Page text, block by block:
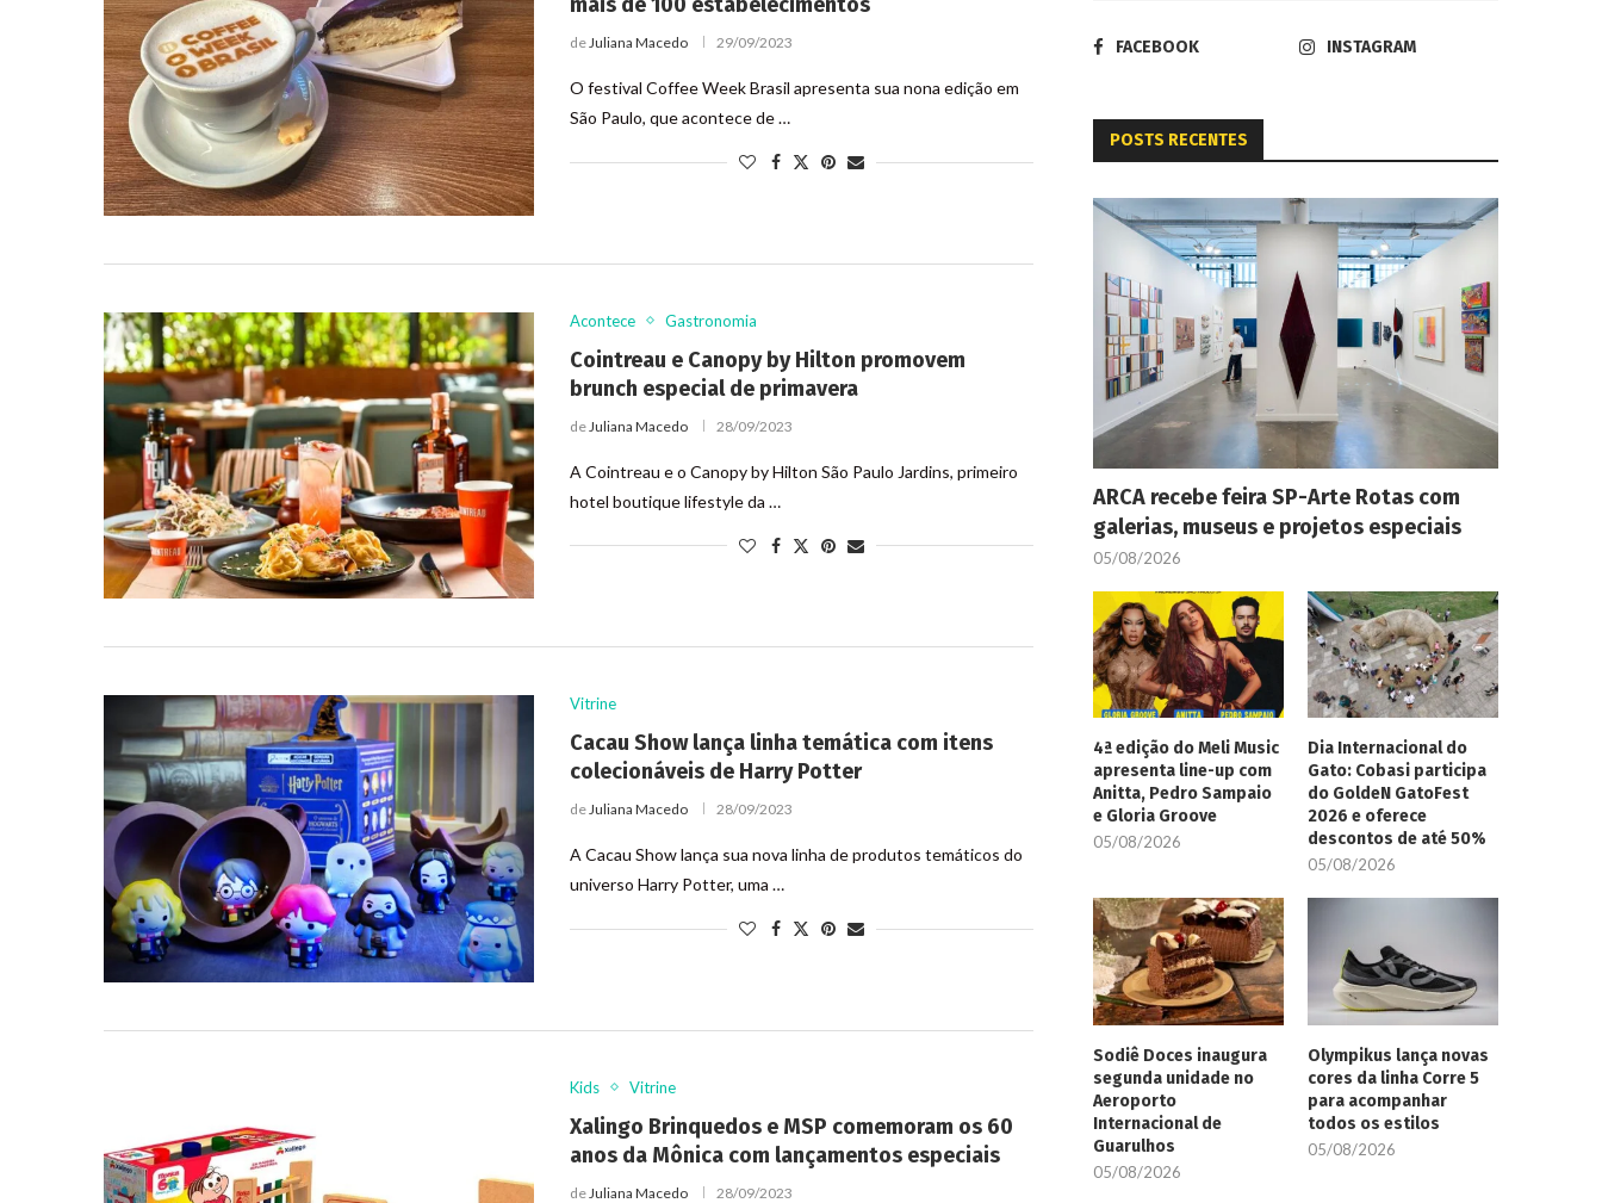
deJuliana Macedo 29/09/2023
O festival Coffee Week Brasil apresenta sua nona edição em
São Paulo, que acontece de …
Acontece Gastronomia
Cointreau e Canopy by Hilton promovem
brunch especial de primavera
de Juliana Macedo 28/09/2023
A Cointreau e o Canopy by Hilton São Paulo Jardins, primeiro
hotel boutique lifestyle da …
Vitrine
Cacau Show lança linha temática com itens
colecionáveis de Harry Potter
deJuliana Macedo 28/09/2023
A Cacau Show lança sua nova linha de produtos temáticos do
universo Harry Potter, uma …
Kids Vitrine
Xalingo Brinquedos e MSP comemoram os 60
anos da Mônica com lançamentos especiais
de Juliana Macedo 28/09/2023
FACEBOOK INSTAGRAM
POSTS RECENTES
ARCA recebe feira SP-Arte Rotas com
galerias, museus e projetos especiais
05/08/2026
4ª edição do Meli Music
apresenta line-up com
Anitta, Pedro Sampaio
e Gloria Groove
05/08/2026
Dia Internacional do
Gato: Cobasi participa
do GoldeN GatoFest
2026 e oferece
descontos de até 50%
05/08/2026
Sodiê Doces inaugura
segunda unidade no
Aeroporto
Internacional de
Guarulhos
05/08/2026
Olympikus lança novas
cores da linha Corre 5
para acompanhar
todos os estilos
05/08/2026